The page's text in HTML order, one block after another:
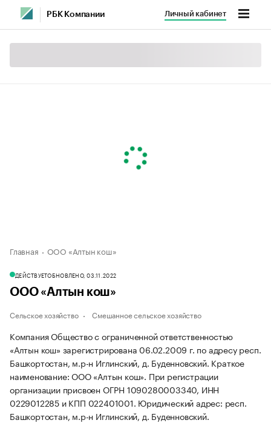
РБК Компании Личный кабинет
Главная ООО «Алтын кош»
ДЕЙСТВУЕТОБНОВЛЕНО, 03.11.2022
ООО «Алтын кош»
Сельское хозяйство Смешанное сельское хозяйство
Компания Общество с ограниченной ответственностью
«Алтын кош» зарегистрирована 06.02.2009 г. по адресу респ.
Башкортостан, м.р-н Иглинский, д. Буденновский. Краткое
наименование: ООО «Алтын кош». При регистрации
организации присвоен ОГРН 1090280003340, ИНН
0229012285 и КПП 022401001. Юридический адрес: респ.
Башкортостан, м.р-н Иглинский, д. Буденновский.